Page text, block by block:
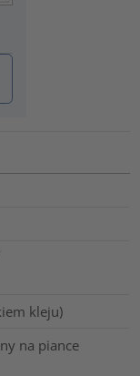
kleju)
na piance